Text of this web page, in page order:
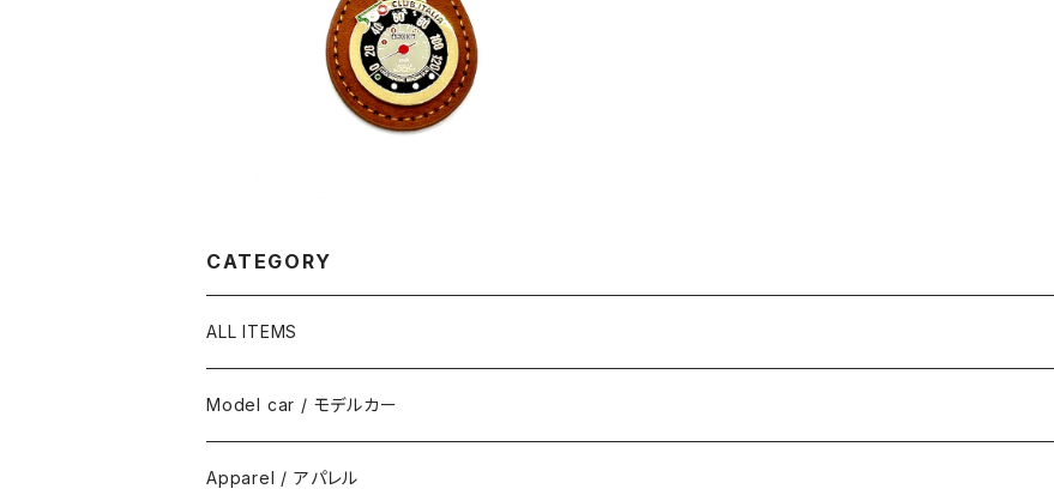
【FIAT500 CLUB ITALIA】革製スピードメ
ーターキーリング
¥4,290
CATEGORY
ALL ITEMS
Model car / モデルカー
FIAT
Apparel / アパレル